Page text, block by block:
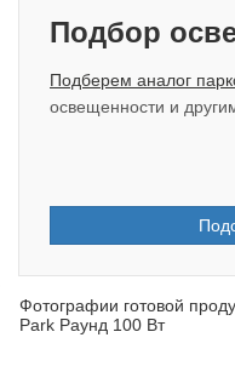
Подбор
Подберем аналог
освещенности и
Фотографии готовой
Park Раунд 100 Вт